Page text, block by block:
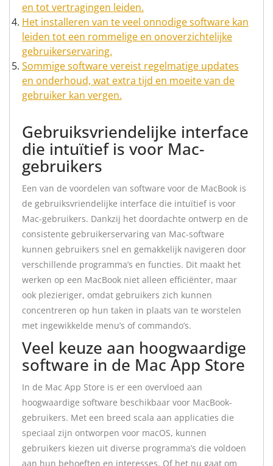
en tot vertragingen leiden.
Het installeren van te veel onnodige software kan
leiden tot een rommelige en onoverzichtelijke
gebruikerservaring.
Sommige software vereist regelmatige updates
en onderhoud, wat extra tijd en moeite van de
gebruiker kan vergen.
Gebruiksvriendelijke interface
die intuïtief is voor Mac-
gebruikers
Een van de voordelen van software voor de MacBook is
de gebruiksvriendelijke interface die intuïtief is voor
Mac-gebruikers. Dankzij het doordachte ontwerp en de
consistente gebruikerservaring van Mac-software
kunnen gebruikers snel en gemakkelijk navigeren door
verschillende programma’s en functies. Dit maakt het
werken op een MacBook niet alleen efficiënter, maar
ook plezieriger, omdat gebruikers zich kunnen
concentreren op hun taken in plaats van te worstelen
met ingewikkelde menu’s of commando’s.
Veel keuze aan hoogwaardige
software in de Mac App Store
In de Mac App Store is er een overvloed aan
hoogwaardige software beschikbaar voor MacBook-
gebruikers. Met een breed scala aan applicaties die
speciaal zijn ontworpen voor macOS, kunnen
gebruikers kiezen uit diverse programma’s die voldoen
aan hun behoeften en interesses. Of het nu gaat om